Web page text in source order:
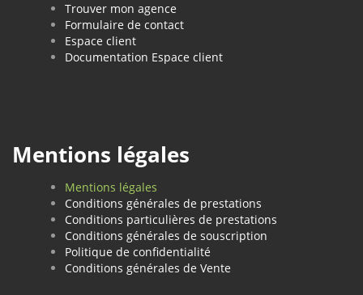
Trouver mon agence
Formulaire de contact
Espace client
Documentation Espace client
Mentions légales
Mentions légales
Conditions générales de prestations
Conditions particulières de prestations
Conditions générales de souscription
Politique de confidentialité
Conditions générales de Vente